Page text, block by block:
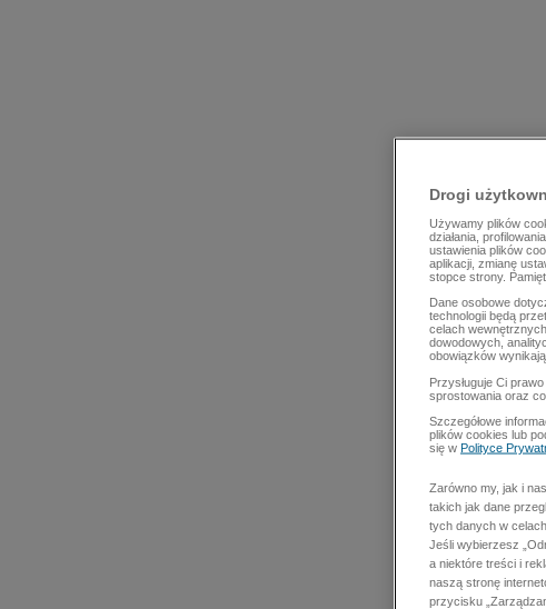
Drogi
Używamy plików
działania,
ustawienia plików
aplikacji, zmianę
stopce strony.
Dane osobowe
technologii będą
celach
dowodowych,
obowiązków
Przysługuje Ci
sprostowania oraz
Szczegółowe
plików cookies lub
się w Polityce
Zarówno my, jak i
takich jak dane
tych danych w
Jeśli wybierzesz
a niektóre treści i
naszą stronę
przycisku